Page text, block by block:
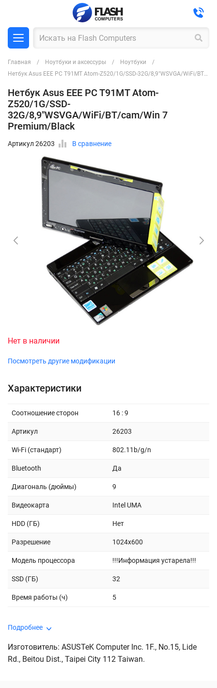
Главная Ноутбуки и аксессуры
Ноутбуки
Нетбук Asus EEE PC T91MT Atom-Z520/1G/SSD-32G/8,9"WSVGA/WiFi/BT/cam/Win 7 Premium/Black
Нетбук Asus EEE PC T91MT Atom-
Z520/1G/SSD-
32G/8,9"WSVGA/WiFi/BT/cam/Win 7
Premium/Black
Артикул 26203 В сравнение
Нет в наличии
Посмотреть другие модификации
Характеристики
Соотношение сторон 16 : 9
Артикул 26203
Wi-Fi (стандарт) 802.11b/g/n
Bluetooth Да
Диагональ (дюймы) 9
Видеокарта Intel UMA
HDD (ГБ) Нет
Разрешение 1024x600
Модель процессора !!!Информация устарела!!!
SSD (ГБ) 32
Время работы (ч) 5
Подробнее
Изготовитель: ASUSTeK Computer Inc. 1F., No.15, Lide
Rd., Beitou Dist., Taipei City 112 Taiwan.